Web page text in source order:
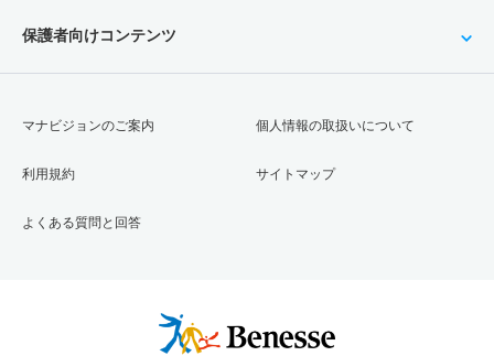
保護者向けコンテンツ
マナビジョンのご案内
利用規約
よくある質問と回答
個人情報の取扱いについて
サイトマップ